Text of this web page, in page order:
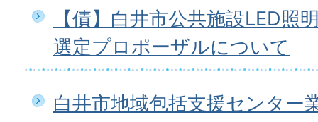
【債】白井市公共施設LED照
選定プロポーザルについて
白井市地域包括支援センター